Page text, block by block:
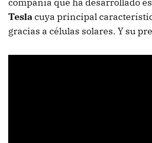
Teslacuya principal
gracias a células solares. Y su